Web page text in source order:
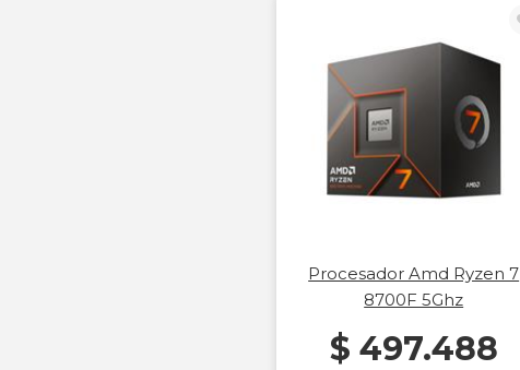
Procesador Amd Ryzen 7
8700F 5Ghz
$ 497.488